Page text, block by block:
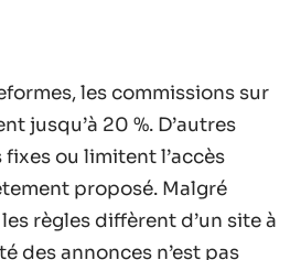
les commissions sur
jusqu’à 20 %. D’autres
ou limitent l’accès
proposé. Malgré
règles diffèrent d’un site à
des annonces n’est pas